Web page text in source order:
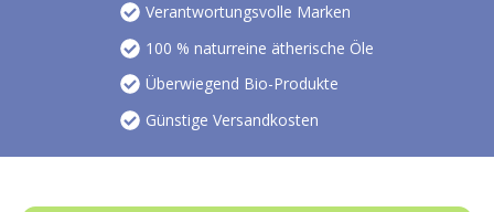
Verantwortungsvolle Marken
100 % naturreine ätherische Öle
Überwiegend Bio-Produkte
Günstige Versandkosten